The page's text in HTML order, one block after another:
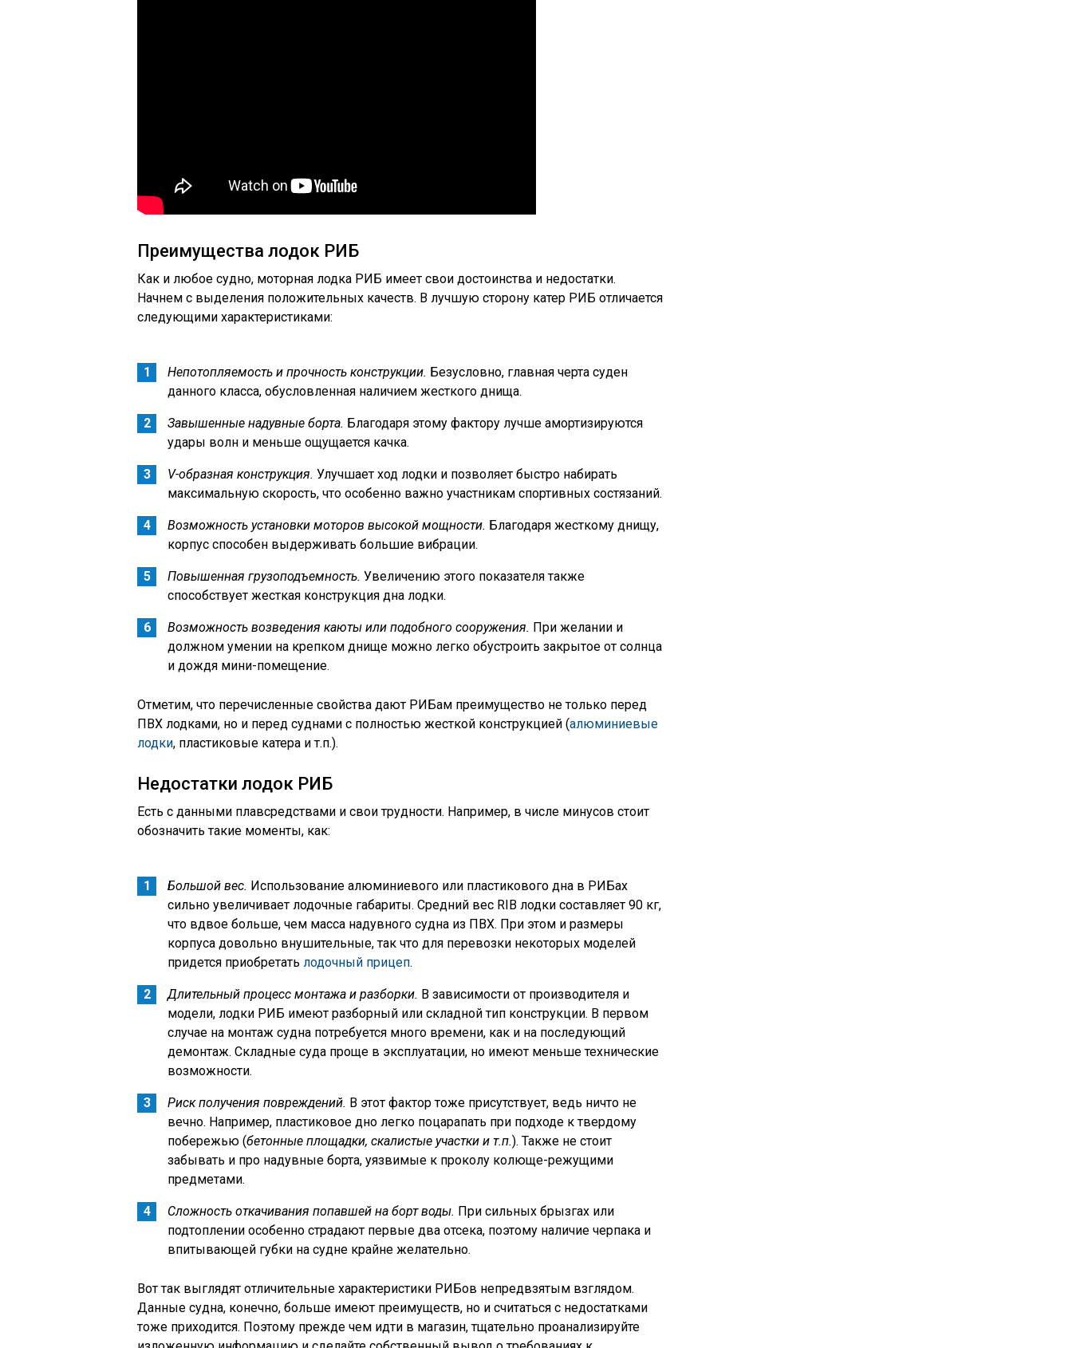
Преимущества лодок РИБ
Как и любое судно, моторная лодка РИБ имеет свои достоинства и недостатки.
Начнем с выделения положительных качеств. В лучшую сторону катер РИБ отличается
следующими характеристиками:
Непотопляемость и прочность конструкции. Безусловно, главная черта суден
данного класса, обусловленная наличием жесткого днища.
Завышенные надувные борта. Благодаря этому фактору лучше амортизируются
удары волн и меньше ощущается качка.
V-образная конструкция. Улучшает ход лодки и позволяет быстро набирать
максимальную скорость, что особенно важно участникам спортивных состязаний.
Возможность установки моторов высокой мощности. Благодаря жесткому днищу,
корпус способен выдерживать большие вибрации.
Повышенная грузоподъемность. Увеличению этого показателя также
способствует жесткая конструкция дна лодки.
Возможность возведения каюты или подобного сооружения. При желании и
должном умении на крепком днище можно легко обустроить закрытое от солнца
и дождя мини-помещение.
Отметим, что перечисленные свойства дают РИБам преимущество не только перед
ПВХ лодками, но и перед суднами с полностью жесткой конструкцией (алюминиевые
лодки, пластиковые катера и т.п.).
Недостатки лодок РИБ
Есть с данными плавсредствами и свои трудности. Например, в числе минусов стоит
обозначить такие моменты, как:
Большой вес. Использование алюминиевого или пластикового дна в РИБах
сильно увеличивает лодочные габариты. Средний вес RIB лодки составляет 90 кг,
что вдвое больше, чем масса надувного судна из ПВХ. При этом и размеры
корпуса довольно внушительные, так что для перевозки некоторых моделей
придется приобретать лодочный прицеп.
Длительный процесс монтажа и разборки. В зависимости от производителя и
модели, лодки РИБ имеют разборный или складной тип конструкции. В первом
случае на монтаж судна потребуется много времени, как и на последующий
демонтаж. Складные суда проще в эксплуатации, но имеют меньше технические
возможности.
Риск получения повреждений. B этот фактор тоже присутствует, ведь ничто не
вечно. Например, пластиковое дно легко поцарапать при подходе к твердому
побережью (бетонные площадки, скалистые участки и т.п.). Также не стоит
забывать и про надувные борта, уязвимые к проколу колюще-режущими
предметами.
Сложность откачивания попавшей на борт воды. При сильных брызгах или
подтоплении особенно страдают первые два отсека, поэтому наличие черпака и
впитывающей губки на судне крайне желательно.
Вот так выглядят отличительные характеристики РИБов непредвзятым взглядом.
Данные судна, конечно, больше имеют преимуществ, но и считаться с недостатками
тоже приходится. Поэтому прежде чем идти в магазин, тщательно проанализируйте